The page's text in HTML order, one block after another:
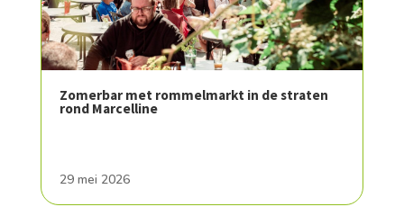
Zomerbar met rommelmarkt in de straten
rond Marcelline
29 mei 2026